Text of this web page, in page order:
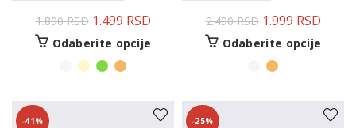
1.890RSD 1.499 RSD
Odaberite opcije
2.490RSD 1.999 RSD
Odaberite opcije
-41% -25%